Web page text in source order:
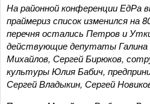
На районной конференции ЕдРа
праймериз список изменился на
перечня остались Петров и
действующие депутаты
Михайлов, Сергей Бирюков,
культуры Юлия Бабич,
Сергей Владыкин, Сергей